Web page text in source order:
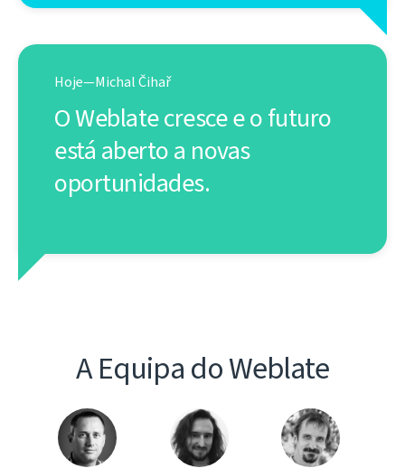
Hoje—Michal Čihař
O Weblate cresce e o futuro
está aberto a novas
oportunidades.
A Equipa do Weblate